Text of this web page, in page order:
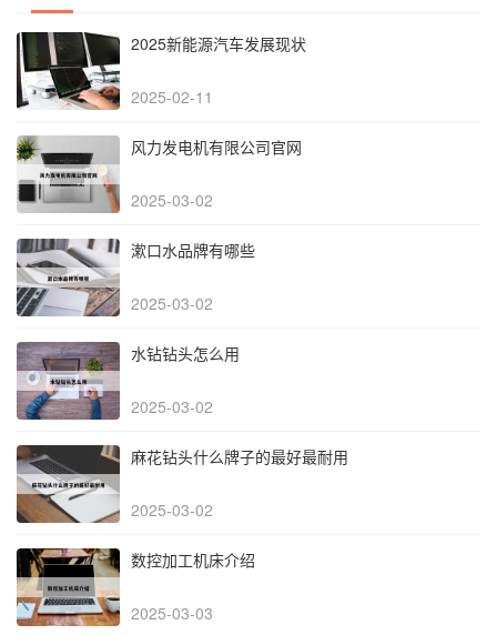
2025新能源汽车发展现状
2025-02-11
风力发电机有限公司官网
2025-03-02
漱口水品牌有哪些
2025-03-02
水钻钻头怎么用
2025-03-02
麻花钻头什么牌子的最好最耐用
2025-03-02
数控加工机床介绍
2025-03-03